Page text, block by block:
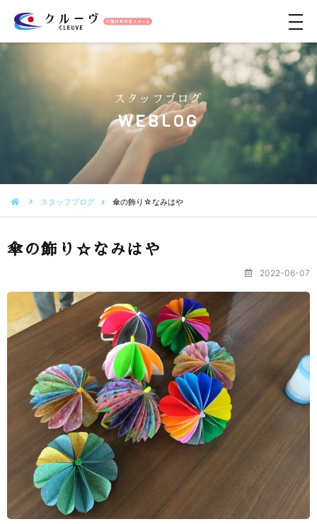
メ
ュ
ー
スタッフブログ
WEBLOG
スタッフブログ 傘の飾り☆なみはや
傘の飾り☆なみはや
2022-06-07